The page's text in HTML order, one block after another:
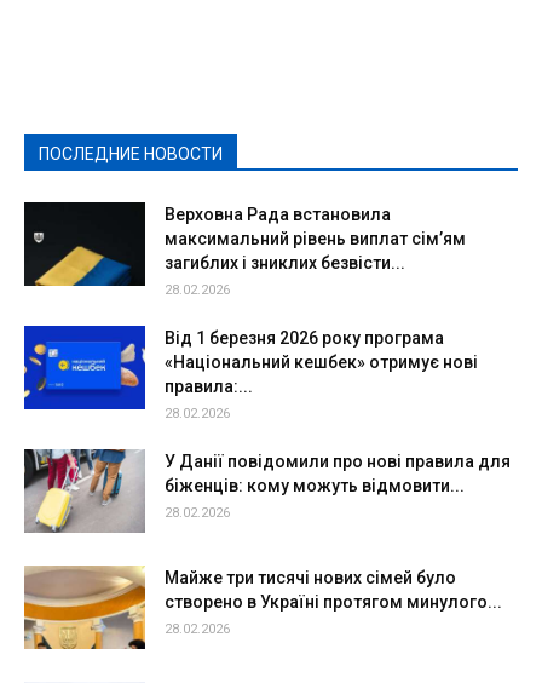
ПОСЛЕДНИЕ НОВОСТИ
Верховна Рада встановила
максимальний рівень виплат сім’ям
загиблих і зниклих безвісти...
28.02.2026
Від 1 березня 2026 року програма
«Національний кешбек» отримує нові
правила:...
28.02.2026
У Данії повідомили про нові правила для
біженців: кому можуть відмовити...
28.02.2026
Майже три тисячі нових сімей було
створено в Україні протягом минулого...
28.02.2026